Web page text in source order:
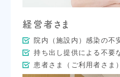
経営者さま
院内（施設内）感染の不
持ち出し提供による不要
患者さま（ご利用者さま